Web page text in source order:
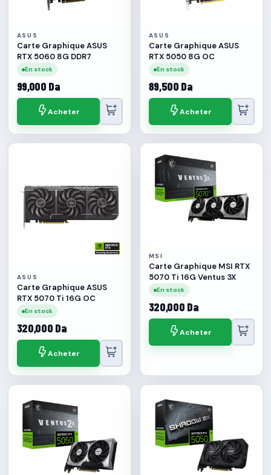
ASUS
Carte Graphique ASUS
RTX 5060 8G DDR7
En stock
99,000 Da
Acheter
ASUS
Carte Graphique ASUS
RTX 5050 8G OC
En stock
89,500 Da
Acheter
ASUS
Carte Graphique ASUS
RTX 5070 Ti 16G OC
En stock
320,000 Da
Acheter
MSI
Carte Graphique MSI RTX
5070 Ti 16G Ventus 3X
En stock
320,000 Da
Acheter